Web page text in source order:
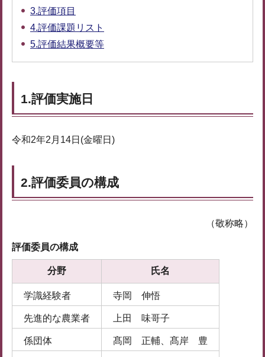
3.評価項目
4.評価課題リスト
5.評価結果概要等
1.評価実施日
令和2年2月14日(金曜日)
2.評価委員の構成
（敬称略）
評価委員の構成
分野 氏名
学識経験者 寺岡 伸悟
先進的な農業者 上田 味哥子
係団体 髙岡 正輔、髙岸 豊